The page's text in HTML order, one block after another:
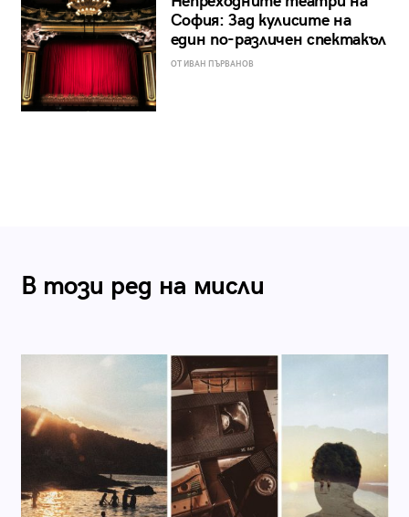
София: Зад кулисите на
един по-различен спектакъл
ОТ ИВАН ПЪРВАНОВ
В този ред на мисли